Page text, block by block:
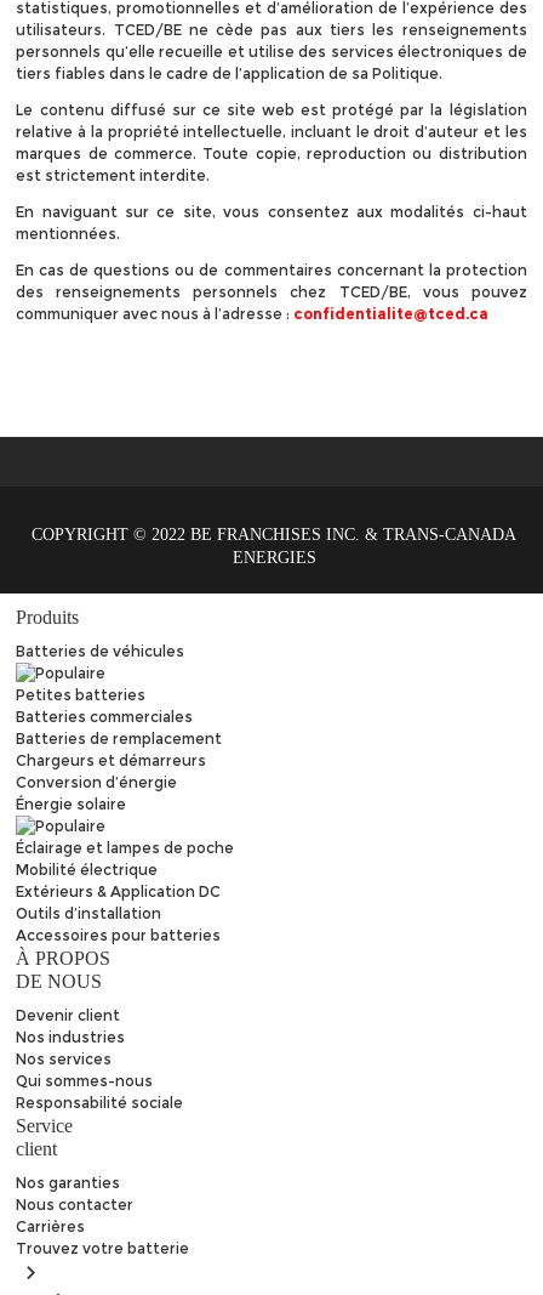
statistiques, promotionnelles et d’amélioration de l’expérience des
utilisateurs. TCED/BE ne cède pas aux tiers les renseignements
personnels qu’elle recueille et utilise des services électroniques de
tiers fiables dans le cadre de l’application de sa Politique.
Le contenu diffusé sur ce site web est protégé par la législation
relative à la propriété intellectuelle, incluant le droit d’auteur et les
marques de commerce. Toute copie, reproduction ou distribution
est strictement interdite.
En naviguant sur ce site, vous consentez aux modalités ci-haut
mentionnées.
En cas de questions ou de commentaires concernant la protection
des renseignements personnels chez TCED/BE, vous pouvez
communiquer avec nous à l’adresse : confidentialite@tced.ca
Produits
Batteries de véhicules
Petites batteries
Batteries commerciales
Batteries de remplacement
Chargeurs et démarreurs
Conversion d’énergie
Énergie solaire
Éclairage et lampes de poche
Mobilité électrique
Extérieurs & Application DC
Outils d’installation
Accessoires pour batteries
À PROPOS
DE NOUS
Devenir client
Nos industries
Nos services
Qui sommes-nous
Responsabilité sociale
Service
client
Nos garanties
Nous contacter
Carrières
Trouvezvotre batterie
COPYRIGHT © 2022 BE FRANCHISES INC. & TRANS-CANADA
ENERGIES